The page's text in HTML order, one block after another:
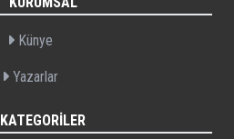
Künye
Yazarlar
KATEGORILER